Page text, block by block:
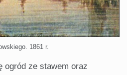
1861 r.
ogród ze stawem oraz